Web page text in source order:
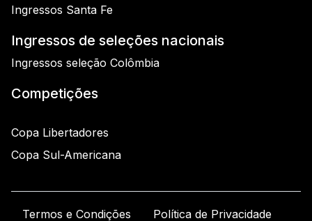
Ingressos Santa Fe
Ingressos de seleções nacionais
Ingressos seleção Colômbia
Competições
Copa Libertadores
Copa Sul-Americana
Termos e Condições Política de Privacidade